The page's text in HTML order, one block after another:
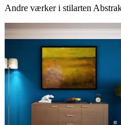
Andre værker i stilarten